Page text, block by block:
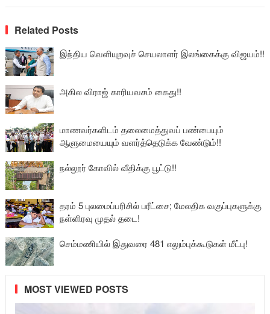
Related Posts
இந்திய வெளியுறவுச் செயலாளர் இலங்கைக்கு விஜயம்!!
அகில விராஜ் காரியவசம் கைது!!
மாணவர்களிடம் தலைமைத்துவப் பண்பையும்
ஆளுமையையும் வளர்த்தெடுக்க வேண்டும்!!
நல்லூர் கோவில் வீதிக்கு பூட்டு!!
தரம் 5 புலமைப்பரிசில் பரீட்சை; மேலதிக வகுப்புகளுக்கு
நள்ளிரவு முதல் தடை!
செம்மணியில் இதுவரை 481 எலும்புக்கூடுகள் மீட்பு!
MOST VIEWED POSTS